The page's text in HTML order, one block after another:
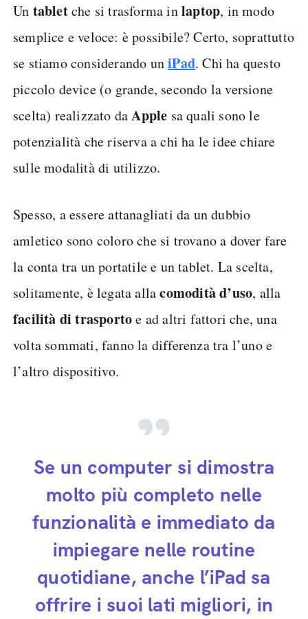
Un tabletche si trasforma inlaptop, in modo
semplice e veloce: è possibile? Certo, soprattutto
se stiamo considerando uniPad. Chi ha questo
piccolo device (o grande, secondo la versione
scelta) realizzato daApple sa quali sono le
potenzialità che riserva a chi ha le idee chiare
sulle modalità di utilizzo.
Spesso, a essere attanagliati da un dubbio
amletico sono coloro che si trovano a dover fare
la conta tra un portatile e un tablet. La scelta,
solitamente, è legata allacomodità d’uso, alla
facilità di trasportoe ad altri fattori che, una
volta sommati, fanno la differenza tra l’uno e
l’altro dispositivo.
Se un computer si dimostra
molto più completo nelle
funzionalità e immediato da
impiegare nelle routine
quotidiane, anche l’iPad sa
offrire i suoi lati migliori, in